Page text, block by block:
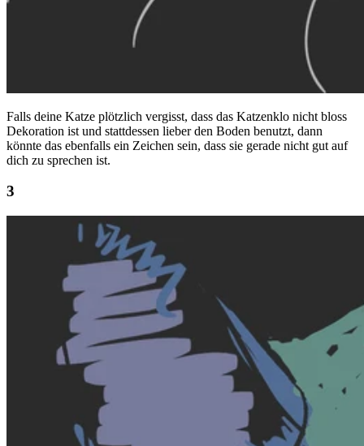
Falls deine Katze plötzlich vergisst, dass das Katzenklo nicht bloss
Dekoration ist und stattdessen lieber den Boden benutzt, dann
könnte das ebenfalls ein Zeichen sein, dass sie gerade nicht gut auf
dich zu sprechen ist.